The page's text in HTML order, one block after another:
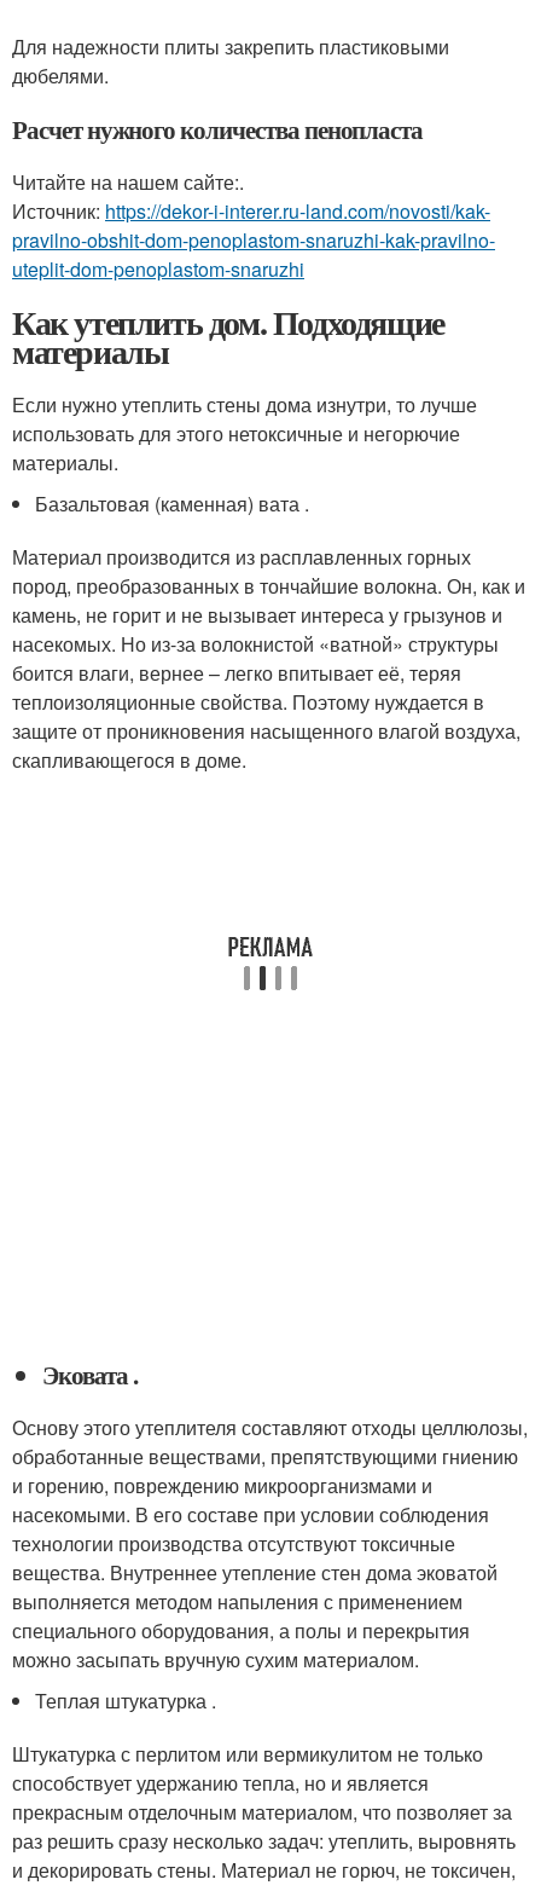
Для надежности плиты закрепить пластиковыми
дюбелями.
Расчет нужного количества пенопласта
Читайте на нашем сайте:.
Источник: https://dekor-i-interer.ru-land.com/novosti/kak-
pravilno-obshit-dom-penoplastom-snaruzhi-kak-pravilno-
uteplit-dom-penoplastom-snaruzhi
Как утеплить дом. Подходящие
материалы
Если нужно утеплить стены дома изнутри, то лучше
использовать для этого нетоксичные и негорючие
материалы.
Базальтовая (каменная) вата .
Материал производится из расплавленных горных
пород, преобразованных в тончайшие волокна. Он, как и
камень, не горит и не вызывает интереса у грызунов и
насекомых. Но из-за волокнистой «ватной» структуры
боится влаги, вернее – легко впитывает её, теряя
теплоизоляционные свойства. Поэтому нуждается в
защите от проникновения насыщенного влагой воздуха,
скапливающегося в доме.
Эковата .
Основу этого утеплителя составляют отходы целлюлозы,
обработанные веществами, препятствующими гниению
и горению, повреждению микроорганизмами и
насекомыми. В его составе при условии соблюдения
технологии производства отсутствуют токсичные
вещества. Внутреннее утепление стен дома эковатой
выполняется методом напыления с применением
специального оборудования, а полы и перекрытия
можно засыпать вручную сухим материалом.
Теплая штукатурка .
Штукатурка с перлитом или вермикулитом не только
способствует удержанию тепла, но и является
прекрасным отделочным материалом, что позволяет за
раз решить сразу несколько задач: утеплить, выровнять
и декорировать стены. Материал не горюч, не токсичен,